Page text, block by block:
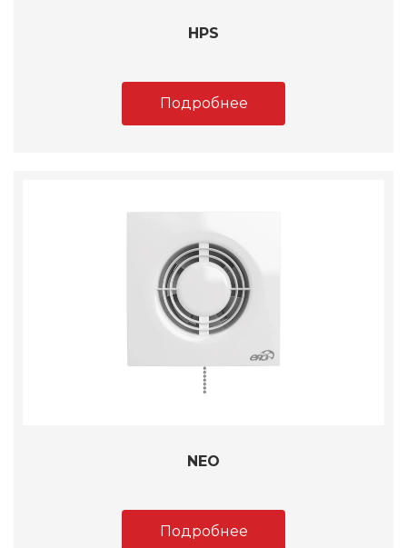
HPS
Подробнее
NEO
Подробнее